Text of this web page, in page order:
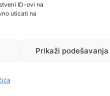
ID-ovi na
uticati na
Prikaži podešavanja
koje
sada nije